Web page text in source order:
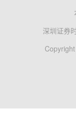
深圳证券